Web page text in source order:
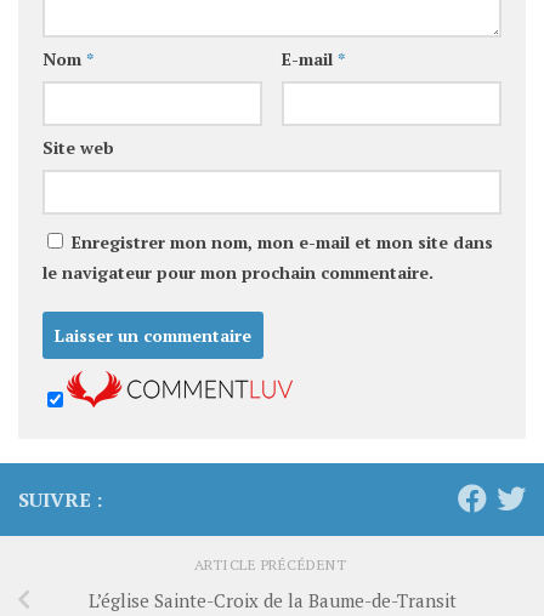
Nom * E-mail *
Site web
Enregistrer mon nom, mon e-mail et mon site dans
le navigateur pour mon prochain commentaire.
SUIVRE :
ARTICLE PRÉCÉDENT
L’église Sainte-Croix de la Baume-de-Transit